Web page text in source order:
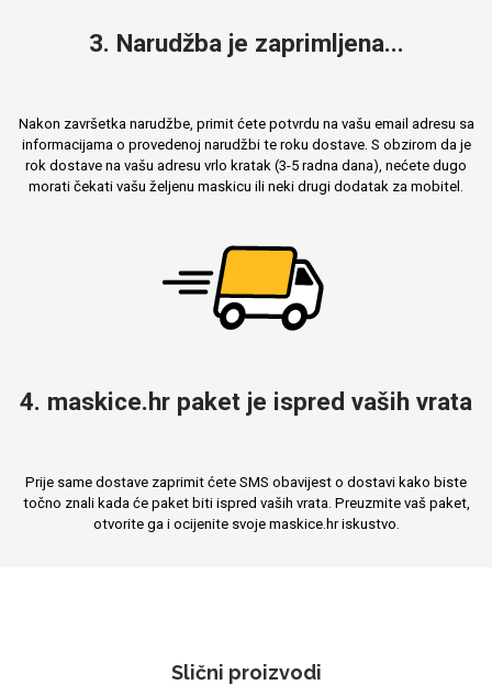
3. Narudžba je zaprimljena...
Nakon završetka narudžbe, primit ćete potvrdu na vašu email adresu sa
informacijama o provedenoj narudžbi te roku dostave. S obzirom da je
rok dostave na vašu adresu vrlo kratak (3-5 radna dana), nećete dugo
morati čekati vašu željenu maskicu ili neki drugi dodatak za mobitel.
4. maskice.hr paket je ispred vaših vrata
Prije same dostave zaprimit ćete SMS obavijest o dostavi kako biste
točno znali kada će paket biti ispred vaših vrata. Preuzmite vaš paket,
otvorite ga i ocijenite svoje maskice.hr iskustvo.
Slični proizvodi